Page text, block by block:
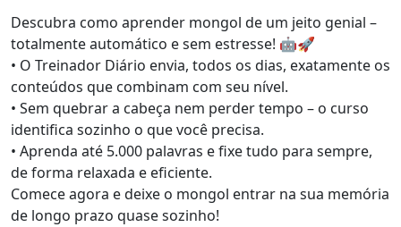
Descubra como aprender mongol de um jeito genial –
totalmente automático e sem estresse! 🤖🚀
• O Treinador Diário envia, todos os dias, exatamente os
conteúdos que combinam com seu nível.
• Sem quebrar a cabeça nem perder tempo – o curso
identifica sozinho o que você precisa.
• Aprenda até 5.000 palavras e fixe tudo para sempre,
de forma relaxada e eficiente.
Comece agora e deixe o mongol entrar na sua memória
de longo prazo quase sozinho!